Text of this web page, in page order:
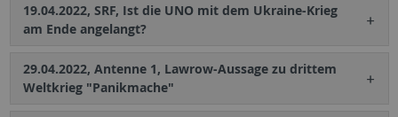
19.04.2022, SRF, Ist die UNO mit dem Ukraine-Krieg
am Ende angelangt?
29.04.2022, Antenne 1, Lawrow-Aussage zu drittem
Weltkrieg "Panikmache"